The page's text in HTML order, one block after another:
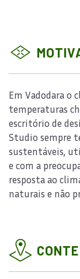
Em Vadodara o
temperaturas
escritório de
Studio sempre
sustentáveis,
e com a
resposta ao
naturais e não